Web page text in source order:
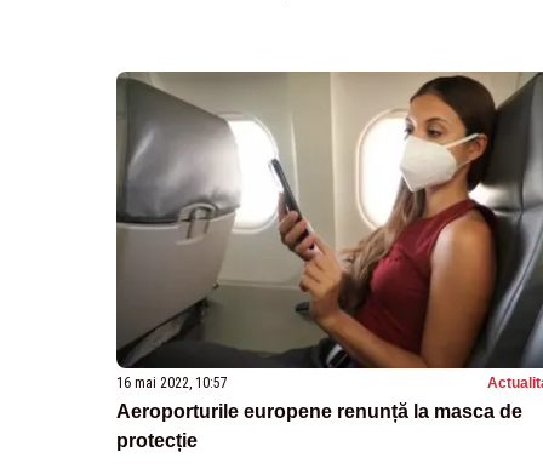
16 mai 2022, 10:57
Aeroporturile europene renunță la masca de
protecție